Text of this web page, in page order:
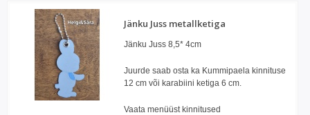
Jänku Juss metallketiga
Jänku Juss 8,5* 4cm
Juurde saab osta ka Kummipaela kinnituse
12 cm või karabiini ketiga 6 cm.
Vaata menüüst kinnitused